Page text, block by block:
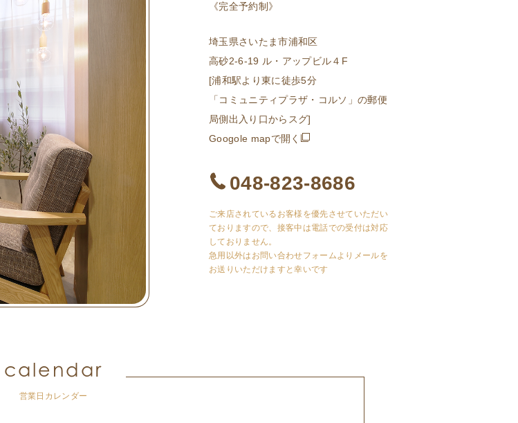
《完全予約制》
埼玉県さいたま市浦和区
高砂2-6-19 ル・アップビル４F
[浦和駅より東に徒歩5分
「コミュニティプラザ・コルソ」の郵便
局側出入り口からスグ]
Googole mapで開く
048-823-8686
ご来店されているお客様を優先させていただい
ておりますので、 接客中は電話での受付は対応
しておりません。
急用以外はお問い合わせフォームより メールを
お送りいただけますと幸いです
calendar
営業日カレンダー